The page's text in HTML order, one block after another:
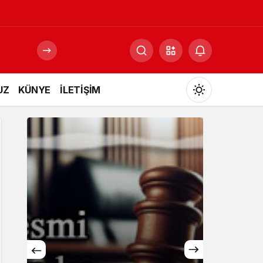
KÜNYE İLETİŞİM
Mod
değiştir
Gündüz Modu
Gündüz modunu seçin.
Gece Modu
Gece modunu seçin.